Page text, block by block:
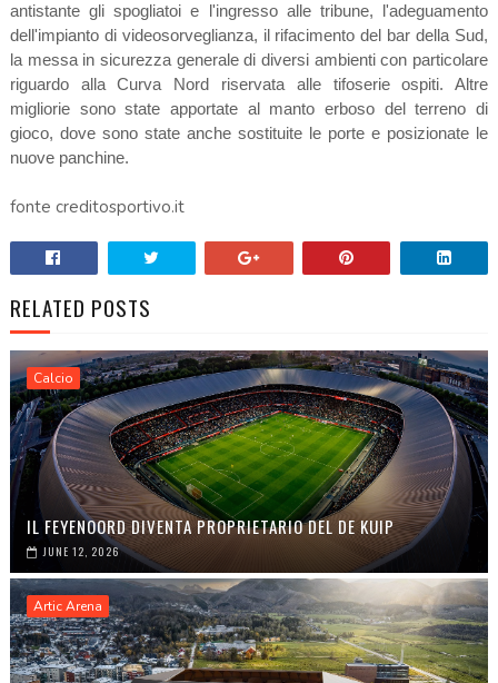
antistante gli spogliatoi e l'ingresso alle tribune, l'adeguamento
dell'impianto di videosorveglianza, il rifacimento del bar della Sud,
la messa in sicurezza generale di diversi ambienti con particolare
riguardo alla Curva Nord riservata alle tifoserie ospiti. Altre
migliorie sono state apportate al manto erboso del terreno di
gioco, dove sono state anche sostituite le porte e posizionate le
nuove panchine.
fonte creditosportivo.it
RELATED POSTS
Calcio
IL FEYENOORD DIVENTA PROPRIETARIO DEL DE KUIP
JUNE 12, 2026
Artic Arena